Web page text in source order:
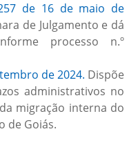
de 16 de maio de
de Julgamento e dá
processo n.º
de2024. Dispõe
administrativos no
migração interna do
de Goiás.